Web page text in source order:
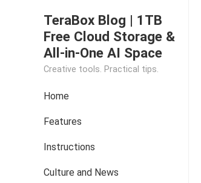
TeraBox Blog | 1TB
Free Cloud Storage &
All-in-One AI Space
Creative tools. Practical tips.
Home
Features
Instructions
Culture and News